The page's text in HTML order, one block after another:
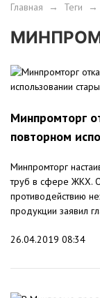
Главная → Теги →
Минпромторг
повторном
Минпромторг
труб в сфере ЖКХ.
противодействию
продукции заявил
26.04.2019 08:34